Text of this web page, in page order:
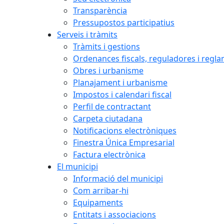
Transparència
Pressupostos participatius
Serveis i tràmits
Tràmits i gestions
Ordenances fiscals, reguladores i
Obres i urbanisme
Planajament i urbanisme
Impostos i calendari fiscal
Perfil de contractant
Carpeta ciutadana
Notificacions electròniques
Finestra Única Empresarial
Factura electrònica
El municipi
Informació del municipi
Com arribar-hi
Equipaments
Entitats i associacions